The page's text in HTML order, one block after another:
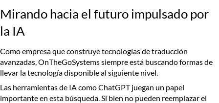
Mirando hacia el futuro impulsado por
la IA
Como empresa que construye tecnologías de traducción
avanzadas, OnTheGoSystems siempre está buscando formas de
llevar la tecnología disponible al siguiente nivel.
Las herramientas de IA como ChatGPT juegan un papel
importante en esta búsqueda. Si bien no pueden reemplazar el